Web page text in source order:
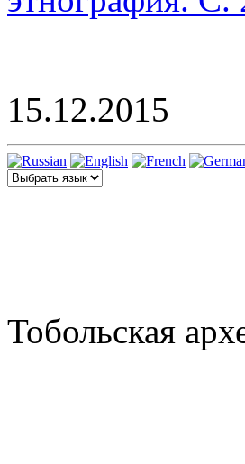
15.12.2015
Тобольская